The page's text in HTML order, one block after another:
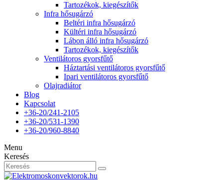
Tartozékok, kiegészítők
Infra hősugárzó
Beltéri infra hősugárzó
Kültéri infra hősugárzó
Lábon álló infra hősugárzó
Tartozékok, kiegészítők
Ventilátoros gyorsfűtő
Háztartási ventilátoros gyorsfűtő
Ipari ventilátoros gyorsfűtő
Olajradiátor
Blog
Kapcsolat
+36-20/241-2105
+36-20/531-1390
+36-20/960-8840
Menu
Keresés